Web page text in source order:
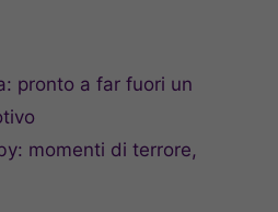
pronto a far fuori un
momenti di terrore,